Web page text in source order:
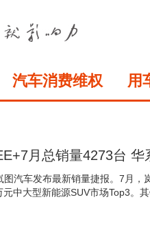
汽车消费维权 用
月总销量4273台
图汽车发布最新销量捷报。7月
中大型新能源SUV市场Top3。